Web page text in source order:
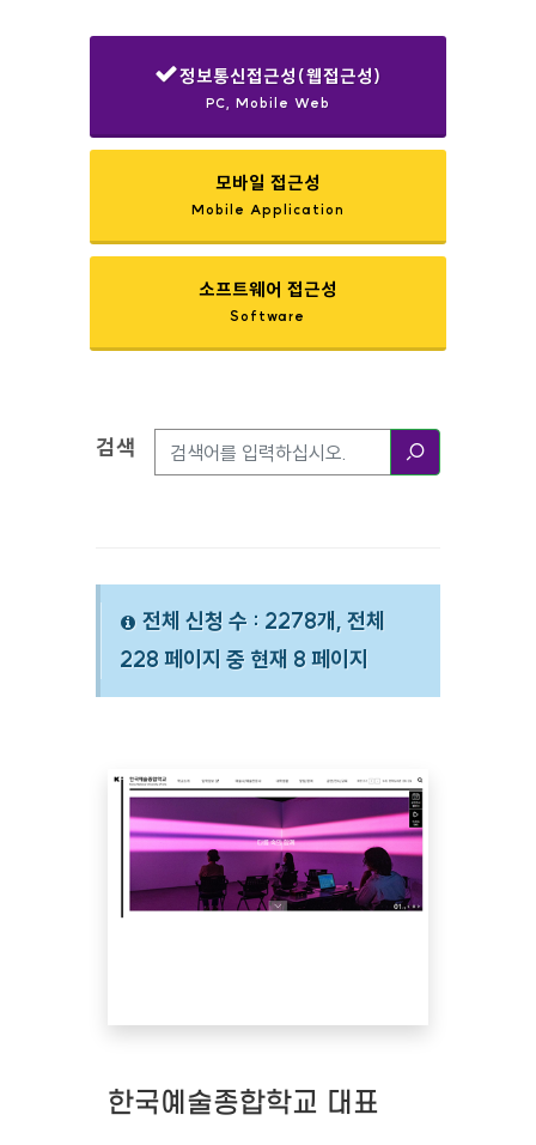
정보통신접근성(웹접근성)
PC, Mobile Web
모바일 접근성
Mobile Application
소프트웨어 접근성
Software
검색옵션
검색
전체 신청 수 : 2278개, 전체
228 페이지 중 현재 8 페이지
한국예술종합학교 대표